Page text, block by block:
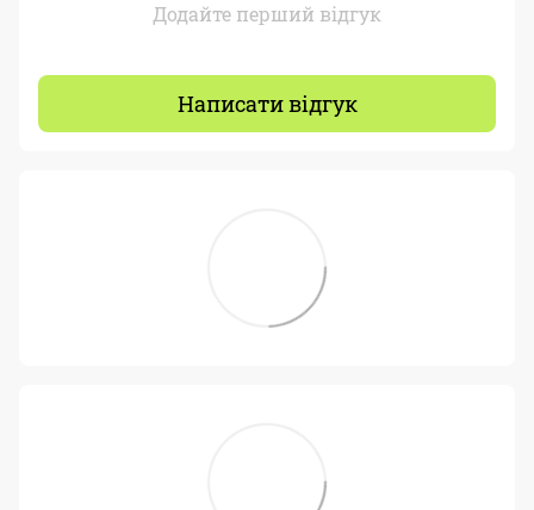
Додайте перший відгук
Написати відгук